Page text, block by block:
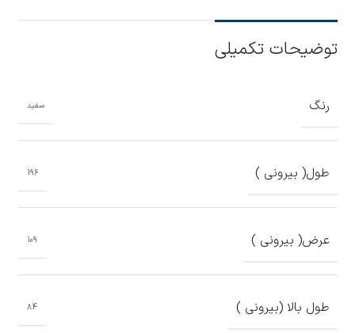
توضیحات تکمیلی
رنگ سفید
طول( بیرونی ) 196
عرض( بیرونی ) 109
طول بالا (بیرونی ) 84